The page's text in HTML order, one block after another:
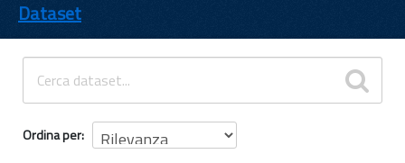
TEMI
INFORMAZIONI
Dataset
Ordina per